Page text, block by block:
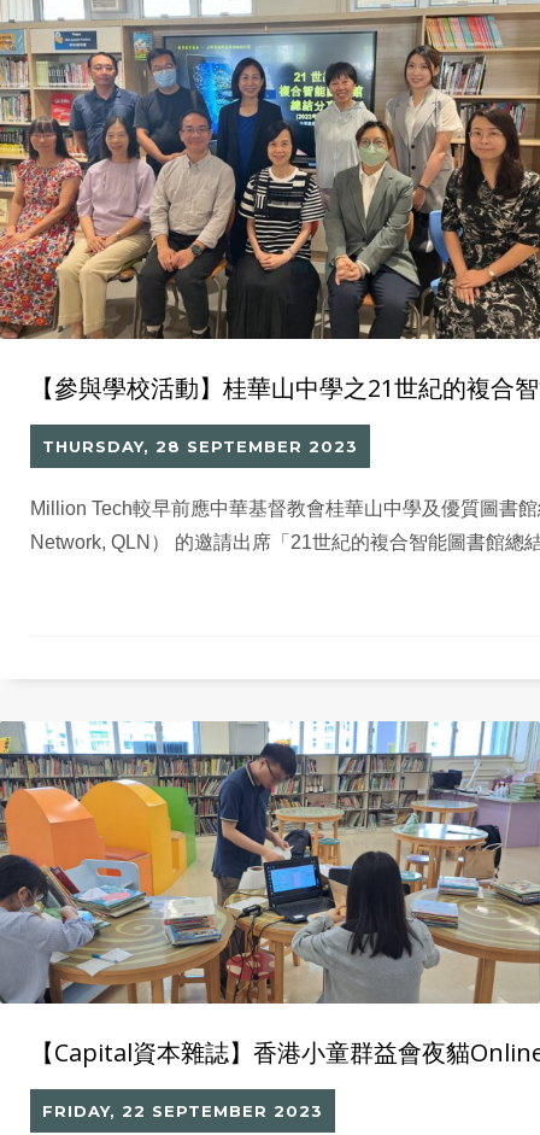
【參與學校活動】桂華山中學之21世紀的複合
THURSDAY, 28 SEPTEMBER 2023
Million Tech較早前應中華基督教會桂華山中學及優質圖書
Network, QLN） 的邀請出席「21世紀的複合智能圖書館總
【Capital資本雜誌】香港小童群益會夜貓
FRIDAY, 22 SEPTEMBER 2023